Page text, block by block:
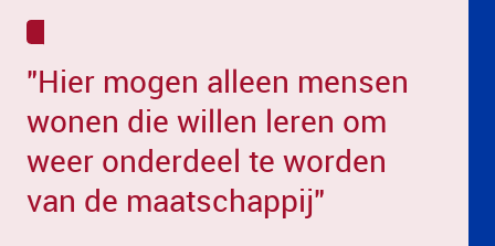
"Hier mogen alleen mensen
wonen die willen leren om
weer onderdeel te worden
van de maatschappij"